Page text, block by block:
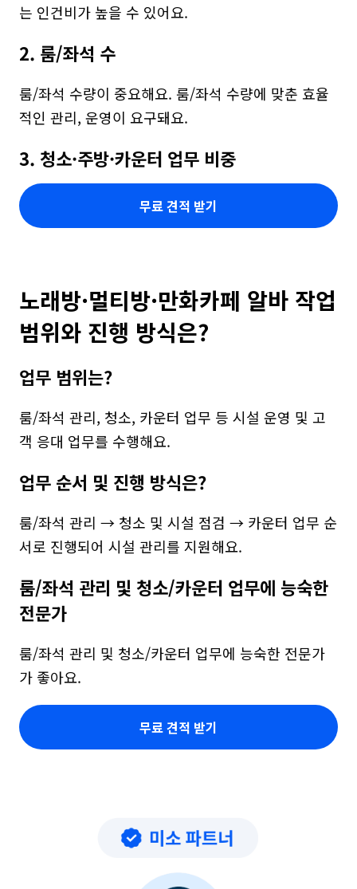
는 인건비가 높을 수 있어요.
2. 룸/좌석 수
룸/좌석 수량이 중요해요. 룸/좌석 수량에 맞춘 효율
적인 관리, 운영이 요구돼요.
3. 청소·주방·카운터 업무 비중
무료 견적 받기
노래방·멀티방·만화카페 알바 작업
범위와 진행 방식은?
업무 범위는?
룸/좌석 관리, 청소, 카운터 업무 등 시설 운영 및 고
객 응대 업무를 수행해요.
업무 순서 및 진행 방식은?
룸/좌석 관리 → 청소 및 시설 점검 → 카운터 업무 순
서로 진행되어 시설 관리를 지원해요.
룸/좌석 관리 및 청소/카운터 업무에 능숙한
전문가
룸/좌석 관리 및 청소/카운터 업무에 능숙한 전문가
가 좋아요.
무료 견적 받기